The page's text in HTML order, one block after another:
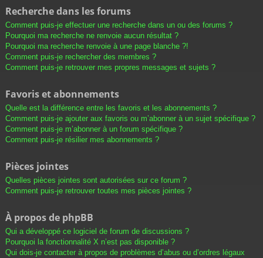
Recherche dans les forums
Comment puis-je effectuer une recherche dans un ou des forums ?
Pourquoi ma recherche ne renvoie aucun résultat ?
Pourquoi ma recherche renvoie à une page blanche ?!
Comment puis-je rechercher des membres ?
Comment puis-je retrouver mes propres messages et sujets ?
Favoris et abonnements
Quelle est la différence entre les favoris et les abonnements ?
Comment puis-je ajouter aux favoris ou m’abonner à un sujet spécifique ?
Comment puis-je m’abonner à un forum spécifique ?
Comment puis-je résilier mes abonnements ?
Pièces jointes
Quelles pièces jointes sont autorisées sur ce forum ?
Comment puis-je retrouver toutes mes pièces jointes ?
À propos de phpBB
Qui a développé ce logiciel de forum de discussions ?
Pourquoi la fonctionnalité X n’est pas disponible ?
Qui dois-je contacter à propos de problèmes d’abus ou d’ordres légaux